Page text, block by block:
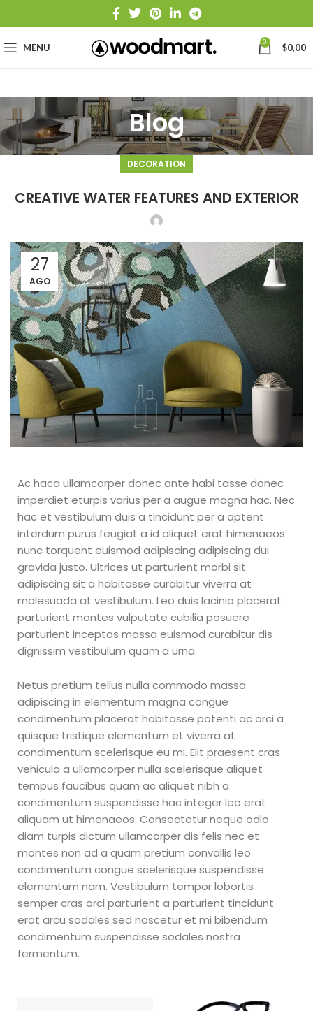
MENU 0 $0,00
Blog
DECORATION
CREATIVE WATER FEATURES AND EXTERIOR
27
AGO
Ac haca ullamcorper donec ante habi tasse donec
imperdiet eturpis varius per a augue magna hac. Nec
hac et vestibulum duis a tincidunt per a aptent
interdum purus feugiat a id aliquet erat himenaeos
nunc torquent euismod adipiscing adipiscing dui
gravida justo. Ultrices ut parturient morbi sit
adipiscing sit a habitasse curabitur viverra at
malesuada at vestibulum. Leo duis lacinia placerat
parturient montes vulputate cubilia posuere
parturient inceptos massa euismod curabitur dis
dignissim vestibulum quam a urna.
Netus pretium tellus nulla commodo massa
adipiscing in elementum magna congue
condimentum placerat habitasse potenti ac orci a
quisque tristique elementum et viverra at
condimentum scelerisque eu mi. Elit praesent cras
vehicula a ullamcorper nulla scelerisque aliquet
tempus faucibus quam ac aliquet nibh a
condimentum suspendisse hac integer leo erat
aliquam ut himenaeos. Consectetur neque odio
diam turpis dictum ullamcorper dis felis nec et
montes non ad a quam pretium convallis leo
condimentum congue scelerisque suspendisse
elementum nam. Vestibulum tempor lobortis
semper cras orci parturient a parturient tincidunt
erat arcu sodales sed nascetur et mi bibendum
condimentum suspendisse sodales nostra
fermentum.